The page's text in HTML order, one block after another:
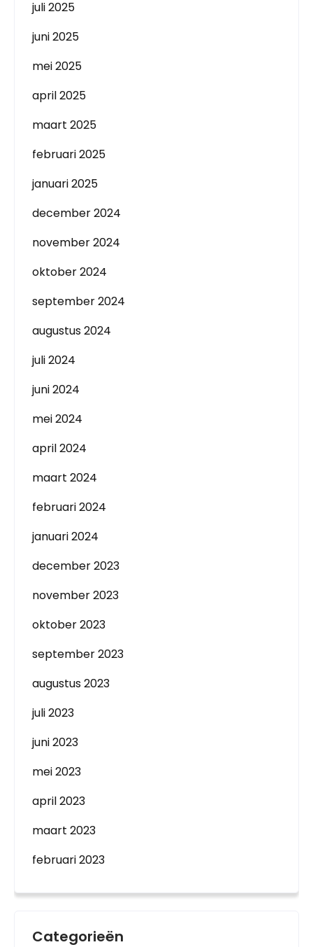
juli 2025
juni 2025
mei 2025
april 2025
maart 2025
februari 2025
januari 2025
december 2024
november 2024
oktober 2024
september 2024
augustus 2024
juli 2024
juni 2024
mei 2024
april 2024
maart 2024
februari 2024
januari 2024
december 2023
november 2023
oktober 2023
september 2023
augustus 2023
juli 2023
juni 2023
mei 2023
april 2023
maart 2023
februari 2023
Categorieën